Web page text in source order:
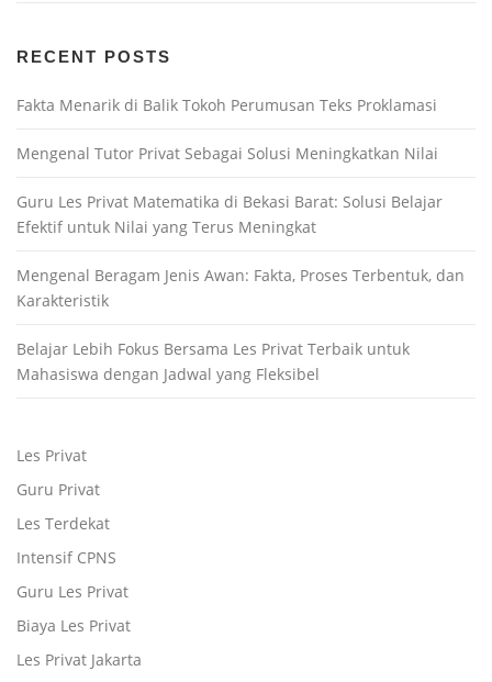
RECENT POSTS
Fakta Menarik di Balik Tokoh Perumusan Teks Proklamasi
Mengenal Tutor Privat Sebagai Solusi Meningkatkan Nilai
Guru Les Privat Matematika di Bekasi Barat: Solusi Belajar
Efektif untuk Nilai yang Terus Meningkat
Mengenal Beragam Jenis Awan: Fakta, Proses Terbentuk, dan
Karakteristik
Belajar Lebih Fokus Bersama Les Privat Terbaik untuk
Mahasiswa dengan Jadwal yang Fleksibel
Les Privat
Guru Privat
Les Terdekat
Intensif CPNS
Guru Les Privat
Biaya Les Privat
Les Privat Jakarta